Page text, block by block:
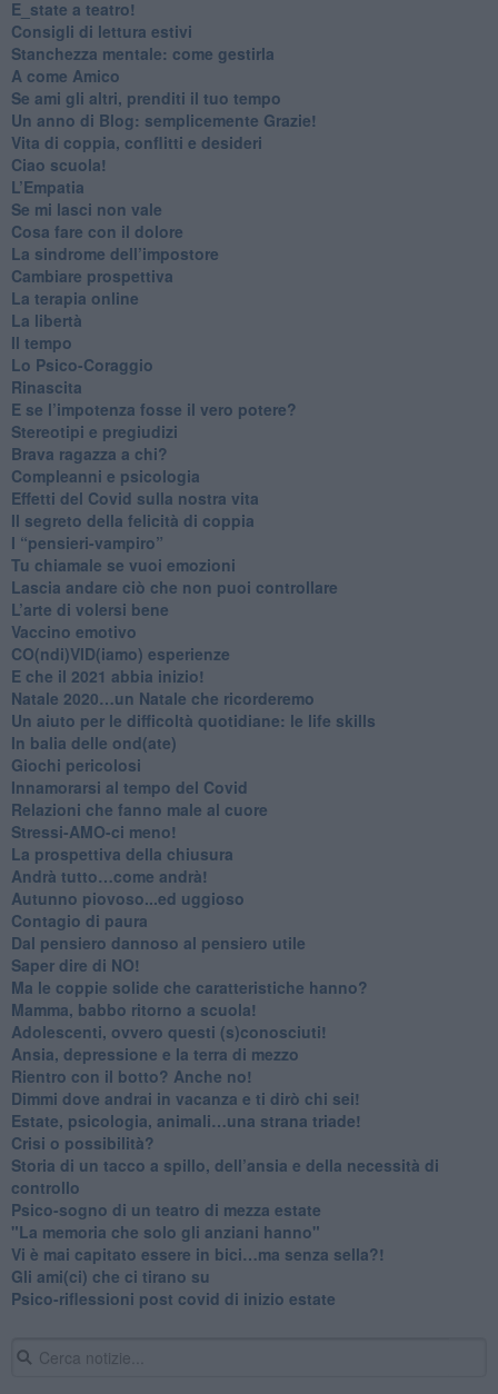
​E_state a teatro!
​Consigli di lettura estivi
​Stanchezza mentale: come gestirla
​A come Amico
​Se ami gli altri, prenditi il tuo tempo
​Un anno di Blog: semplicemente Grazie!
​Vita di coppia, conflitti e desideri
​Ciao scuola!
​L’Empatia
​Se mi lasci non vale
Cosa fare con il dolore
​La sindrome dell’impostore
​Cambiare prospettiva
La terapia online
La libertà
​Il tempo
​Lo Psico-Coraggio
Rinascita
​E se l’impotenza fosse il vero potere?
Stereotipi e pregiudizi
​Brava ragazza a chi?
​Compleanni e psicologia
Effetti del Covid sulla nostra vita
Il segreto della felicità di coppia
​I “pensieri-vampiro”
​Tu chiamale se vuoi emozioni
​Lascia andare ciò che non puoi controllare
L’arte di volersi bene
​Vaccino emotivo
CO(ndi)VID(iamo) esperienze
​E che il 2021 abbia inizio!
​Natale 2020…un Natale che ricorderemo
Un aiuto per le difficoltà quotidiane: le life skills
​In balia delle ond(ate)
Giochi pericolosi
Innamorarsi al tempo del Covid
​Relazioni che fanno male al cuore
​Stressi-AMO-ci meno!
​La prospettiva della chiusura
​Andrà tutto…come andrà!
Autunno piovoso...ed uggioso
​Contagio di paura
​Dal pensiero dannoso al pensiero utile
​Saper dire di NO!
​Ma le coppie solide che caratteristiche hanno?
​Mamma, babbo ritorno a scuola!
Adolescenti, ovvero questi (s)conosciuti!
Ansia, depressione e la terra di mezzo
​Rientro con il botto? Anche no!
Dimmi dove andrai in vacanza e ti dirò chi sei!
​Estate, psicologia, animali…una strana triade!
​Crisi o possibilità?
​Storia di un tacco a spillo, dell’ansia e della necessità di
controllo
​Psico-sogno di un teatro di mezza estate
"La memoria che solo gli anziani hanno"
​Vi è mai capitato essere in bici…ma senza sella?!
​Gli ami(ci) che ci tirano su
Psico-riflessioni post covid di inizio estate